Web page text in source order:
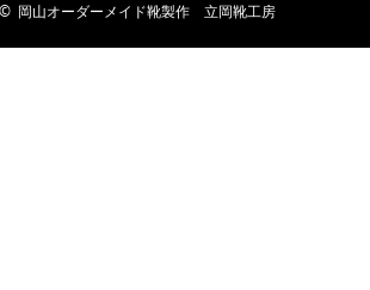
岡山オーダーメイド靴製作 立岡靴工房